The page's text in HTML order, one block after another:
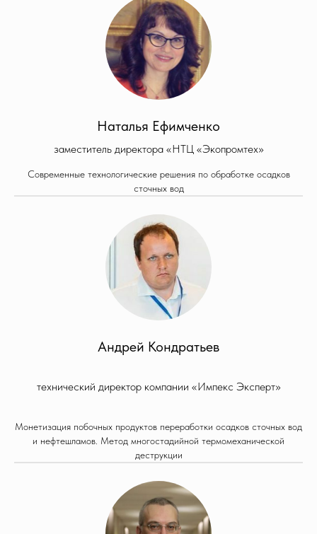
Наталья Ефимченко
заместитель директора «НТЦ «Экопромтех»
Современные технологические решения по обработке осадков
сточных вод
Андрей Кондратьев
технический директор компании «Импекс Эксперт»
Монетизация побочных продуктов переработки осадков сточных вод
и нефтешламов. Метод многостадийной термомеханической
деструкции